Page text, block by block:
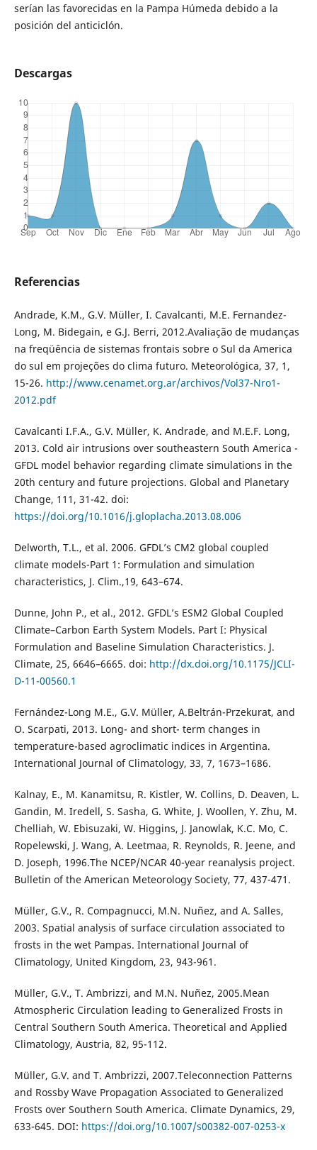
serían las favorecidas en la Pampa Húmeda debido a la
posición del anticiclón.
Descargas
Referencias
Andrade, K.M., G.V. Müller, I. Cavalcanti, M.E. Fernandez-
Long, M. Bidegain, e G.J. Berri, 2012.Avaliação de mudanças
na freqüência de sistemas frontais sobre o Sul da America
do sul em projeções do clima futuro. Meteorológica, 37, 1,
15-26. http://www.cenamet.org.ar/archivos/Vol37-Nro1-
2012.pdf
Cavalcanti I.F.A., G.V. Müller, K. Andrade, and M.E.F. Long,
2013. Cold air intrusions over southeastern South America -
GFDL model behavior regarding climate simulations in the
20th century and future projections. Global and Planetary
Change, 111, 31-42. doi:
https://doi.org/10.1016/j.gloplacha.2013.08.006
Delworth, T.L., et al. 2006. GFDL’s CM2 global coupled
climate models-Part 1: Formulation and simulation
characteristics, J. Clim.,19, 643–674.
Dunne, John P., et al., 2012. GFDL’s ESM2 Global Coupled
Climate–Carbon Earth System Models. Part I: Physical
Formulation and Baseline Simulation Characteristics. J.
Climate, 25, 6646–6665. doi: http://dx.doi.org/10.1175/JCLI-
D-11-00560.1
Fernández-Long M.E., G.V. Müller, A.Beltrán-Przekurat, and
O. Scarpati, 2013. Long- and short- term changes in
temperature-based agroclimatic indices in Argentina.
International Journal of Climatology, 33, 7, 1673–1686.
Kalnay, E., M. Kanamitsu, R. Kistler, W. Collins, D. Deaven, L.
Gandin, M. Iredell, S. Sasha, G. White, J. Woollen, Y. Zhu, M.
Chelliah, W. Ebisuzaki, W. Higgins, J. Janowlak, K.C. Mo, C.
Ropelewski, J. Wang, A. Leetmaa, R. Reynolds, R. Jeene, and
D. Joseph, 1996.The NCEP/NCAR 40-year reanalysis project.
Bulletin of the American Meteorology Society, 77, 437-471.
Müller, G.V., R. Compagnucci, M.N. Nuñez, and A. Salles,
2003. Spatial analysis of surface circulation associated to
frosts in the wet Pampas. International Journal of
Climatology, United Kingdom, 23, 943-961.
Müller, G.V., T. Ambrizzi, and M.N. Nuñez, 2005.Mean
Atmospheric Circulation leading to Generalized Frosts in
Central Southern South America. Theoretical and Applied
Climatology, Austria, 82, 95-112.
Müller, G.V. and T. Ambrizzi, 2007.Teleconnection Patterns
and Rossby Wave Propagation Associated to Generalized
Frosts over Southern South America. Climate Dynamics, 29,
633-645. DOI: https://doi.org/10.1007/s00382-007-0253-x